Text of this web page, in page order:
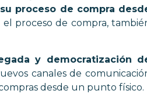
proceso de compra
proceso de compra,
y democratización
canales de
desde un punto físico.